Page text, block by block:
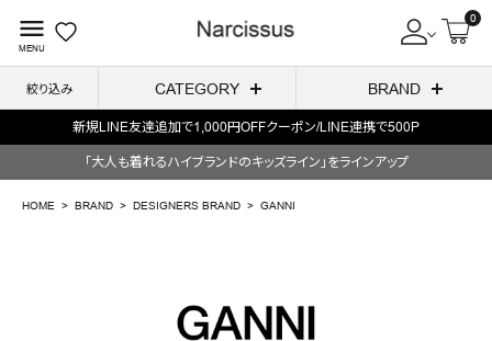
menu
MENU
0
絞り込み CATEGORY BRAND
ようこそ ゲスト 様
新規LINE友達追加で1,000円OFFクーポン/LINE連携で500P
「大人も着れるハイブランドのキッズライン」をラインアップ
HOME BRAND DESIGNERS BRAND GANNI